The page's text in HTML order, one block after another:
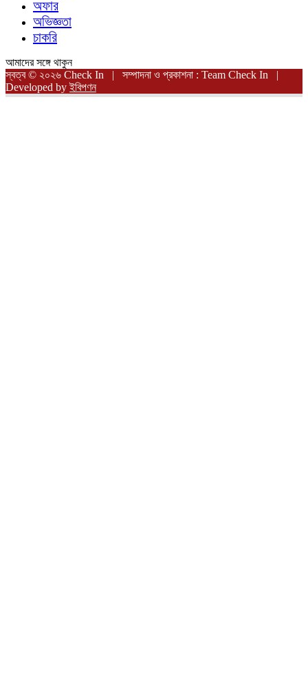
অফার
অভিজ্ঞতা
চাকরি
আমাদের সঙ্গে থাকুন
স্বত্ব © ২০২৬ Check In | সম্পাদনা ও প্রকাশনা : Team Check In |
Developed byইবিপণন